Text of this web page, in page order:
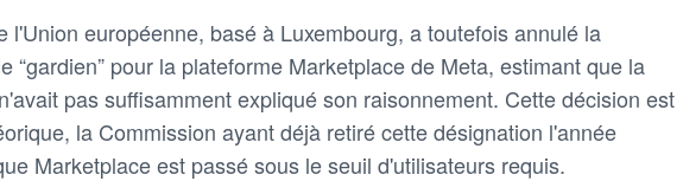
l'Union européenne, basé à Luxembourg, a toutefois annulé la
“gardien” pour la plateforme Marketplace de Meta, estimant que la
pas suffisamment expliqué son raisonnement. Cette décision est
la Commission ayant déjà retiré cette désignation l'année
Marketplace est passé sous le seuil d'utilisateurs requis.